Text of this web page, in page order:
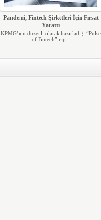
Pandemi, Fintech Şirketleri İçin Fırsat
Yarattı
KPMG’nin düzenli olarak hazırladığı “Pulse
of Fintech” rap...